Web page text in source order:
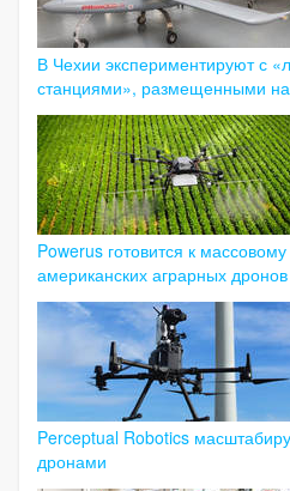
В Чехии экспериментируют с
станциями», размещенными на
Powerus готовится к
американских аграрных дронов
Perceptual Robotics
дронами